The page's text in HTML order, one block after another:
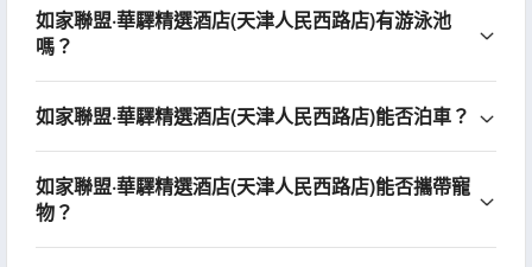
如家聯盟·華驛精選酒店(天津人民西路店)有游泳池
嗎？
如家聯盟·華驛精選酒店(天津人民西路店)能否泊車？
如家聯盟·華驛精選酒店(天津人民西路店)能否攜帶寵
物？